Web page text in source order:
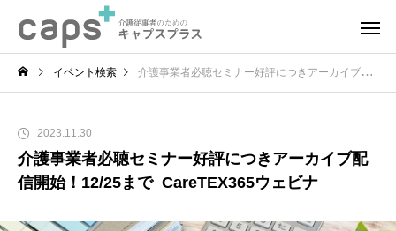
イベント検索 介護事業者必聴セミナー好評につきアーカイブ配信開始！12/25まで_CareTEX365ウェビナ
2023.11.30
介護事業者必聴セミナー好評につきアーカイブ配
信開始！12/25まで_CareTEX365ウェビナ